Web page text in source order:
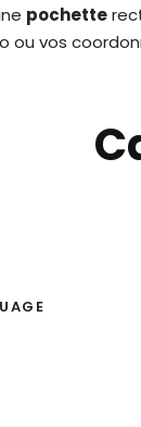
pochette
ou vos